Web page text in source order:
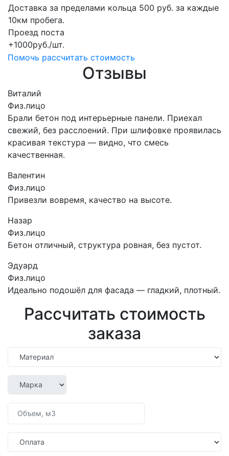
Доставка за пределами кольца 500 руб. за каждые
10км пробега.
Проезд поста
+1000руб./шт.
Помочь рассчитать стоимость
Отзывы
Виталий
Физ.лицо
Брали бетон под интерьерные панели. Приехал
свежий, без расслоений. При шлифовке проявилась
красивая текстура — видно, что смесь
качественная.
Валентин
Физ.лицо
Привезли вовремя, качество на высоте.
Назар
Физ.лицо
Бетон отличный, структура ровная, без пустот.
Эдуард
Физ.лицо
Идеально подошёл для фасада — гладкий, плотный.
Рассчитать стоимость
заказа